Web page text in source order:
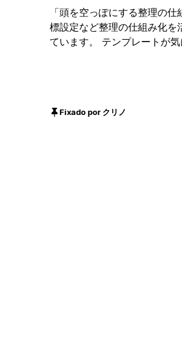
「頭を空っぽにする整理の
標設定など整理の仕組み化を
ています。 テンプレートが
Fixado por クリノ